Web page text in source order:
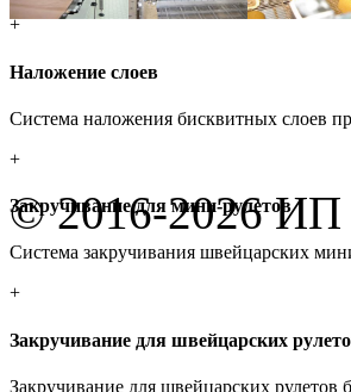
+
Наложение слоев
Система наложения бисквитных слоев
+
Закручивание для мини-рулетов
Система закручивания швейцарских
+
Закручивание для швейцарских
Закручивание для швейцарских рулетов
© 2016-2026